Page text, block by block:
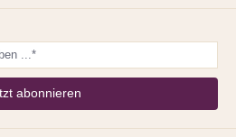
abonnieren